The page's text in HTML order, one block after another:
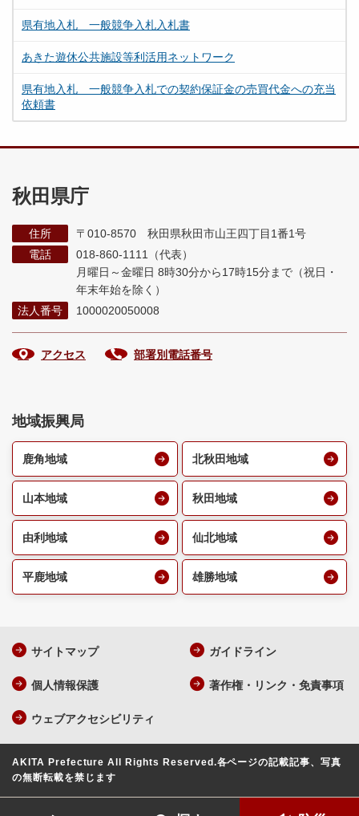
県有地入札 一般競争入札入札書
あきた遊休公共施設等利活用ネットワーク
県有地入札 一般競争入札での契約保証金の売買代金への充当
依頼書
秋田県庁
住所
〒010-8570 秋田県秋田市山王四丁目1番1号
電話
018-860-1111（代表）
月曜日～金曜日 8時30分から17時15分まで （祝日・
年末年始を除く）
法人番号
1000020050008
アクセス 部署別電話番号
地域振興局
鹿角地域 北秋田地域
山本地域 秋田地域
由利地域 仙北地域
平鹿地域 雄勝地域
サイトマップ ガイドライン
個人情報保護 著作権・リンク・免責事項
ウェブアクセシビリティ
AKITA Prefecture All Rights Reserved.各ページの記載記事、写真
の無断転載を禁じます